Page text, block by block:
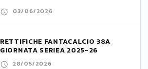
03/06/2026
RETTIFICHE FANTACALCIO 38A
GIORNATA SERIEA 2025-26
28/05/2026